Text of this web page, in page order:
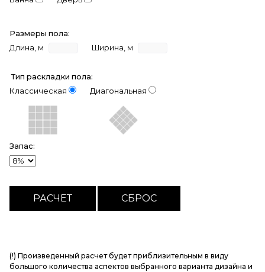
Размеры пола:
Длина, м
Ширина, м
Тип раскладки пола:
Классическая
Диагональная
Запас:
(!) Произведенный расчет будет приблизительным в виду
большого количества аспектов выбранного варианта дизайна и